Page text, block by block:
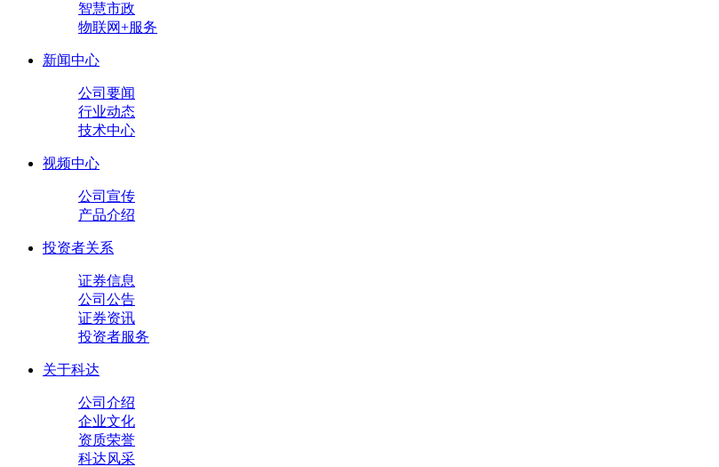
智慧市政
物联网+服务
新闻中心
公司要闻
行业动态
技术中心
视频中心
公司宣传
产品介绍
投资者关系
证券信息
公司公告
证券资讯
投资者服务
关于科达
公司介绍
企业文化
资质荣誉
科达风采